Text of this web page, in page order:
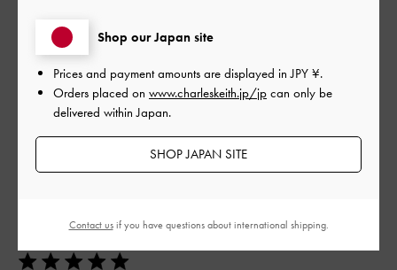
もっと見る
フィルター
Nhiさんのレビュー
Shop our Japan site
Prices and payment amounts are displayed inJPY ¥.
Orders placed on www.charleskeith.jp/jp can only be
delivered within Japan.
SHOP JAPAN SITE
Contact usif you have questions about international shipping.